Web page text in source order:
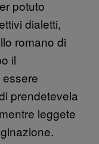
potuto
dialetti,
romano di
il
prendetevela
leggete